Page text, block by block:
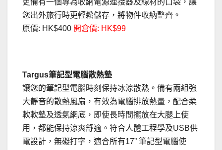
更備有一個專為收納電源連接器及線材的口袋，讓
您出外旅行時更輕鬆儲存，將物件收納整齊。
原價: HK$400 開倉價: HK$99
Targus筆記型電腦散熱墊
讓您的筆記型電腦時刻保持冰涼散熱。備有兩組強
大靜音的散熱風扇，有效為電腦排放熱量，配合柔
軟軟墊及透氣網底，即使長時間擺放在大腿上使
用，都能保持涼爽舒適。符合人體工程學及USB供
電設計，無礙打字，適合所有17” 筆記型電腦使